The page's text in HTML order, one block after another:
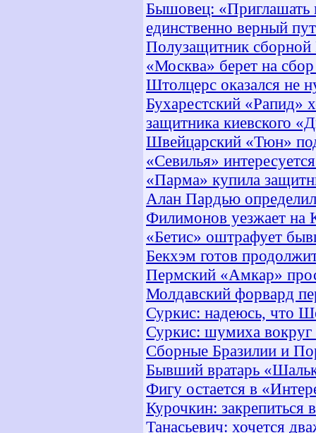
Бышовец: «Приглашать
единственно верный
Полузащитник сборной
«Москва» берет на
Штолцерс оказался не
Бухарестский «Рапид»
защитника киевского
Швейцарский «Тюн»
«Севилья»
«Парма» купила
Алан Пардью
Филимонов уезжает на
«Бетис» оштрафует
Бекхэм готов
Пермский «Амкар»
Молдавский форвард
Суркис: надеюсь, что
Суркис: шумиха вокруг
Сборные Бразилии и
Бывший вратарь
Фигу остается в
Курочкин: закрепиться
Танасьевич: хочется